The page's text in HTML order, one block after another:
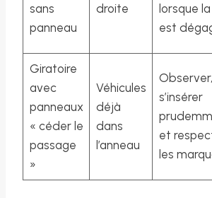
sans
panneau
droite
lorsque
est
Giratoire
avec
panneaux
« céder le
passage
»
Véhicules
déjà
dans
l’anneau
Observer,
s’insérer
et
les